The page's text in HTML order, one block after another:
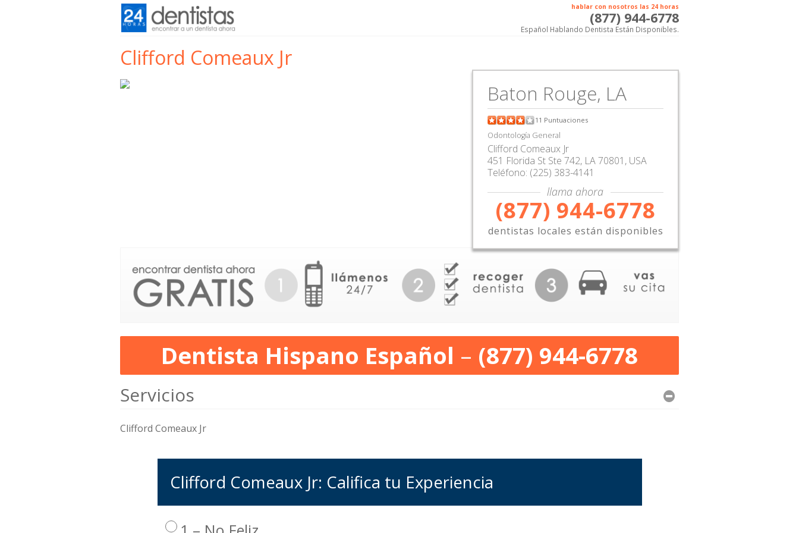
hablar con nosotros las 24 horas
(877) 944-6778
Español Hablando Dentista Están Disponibles.
Clifford Comeaux Jr
Baton Rouge, LA
11 Puntuaciones
Odontología General
Clifford Comeaux Jr
451 Florida St Ste 742, LA70801, USA
Teléfono: (225) 383-4141
llama ahora
(877) 944-6778
dentistas locales están disponibles
Dentista Hispano Español – (877) 944-6778
Servicios
Clifford Comeaux Jr
Clifford Comeaux Jr: Califica tu Experiencia